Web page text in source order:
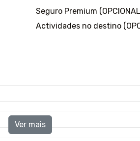
Seguro Premium
Actividades no destino
Ver mais